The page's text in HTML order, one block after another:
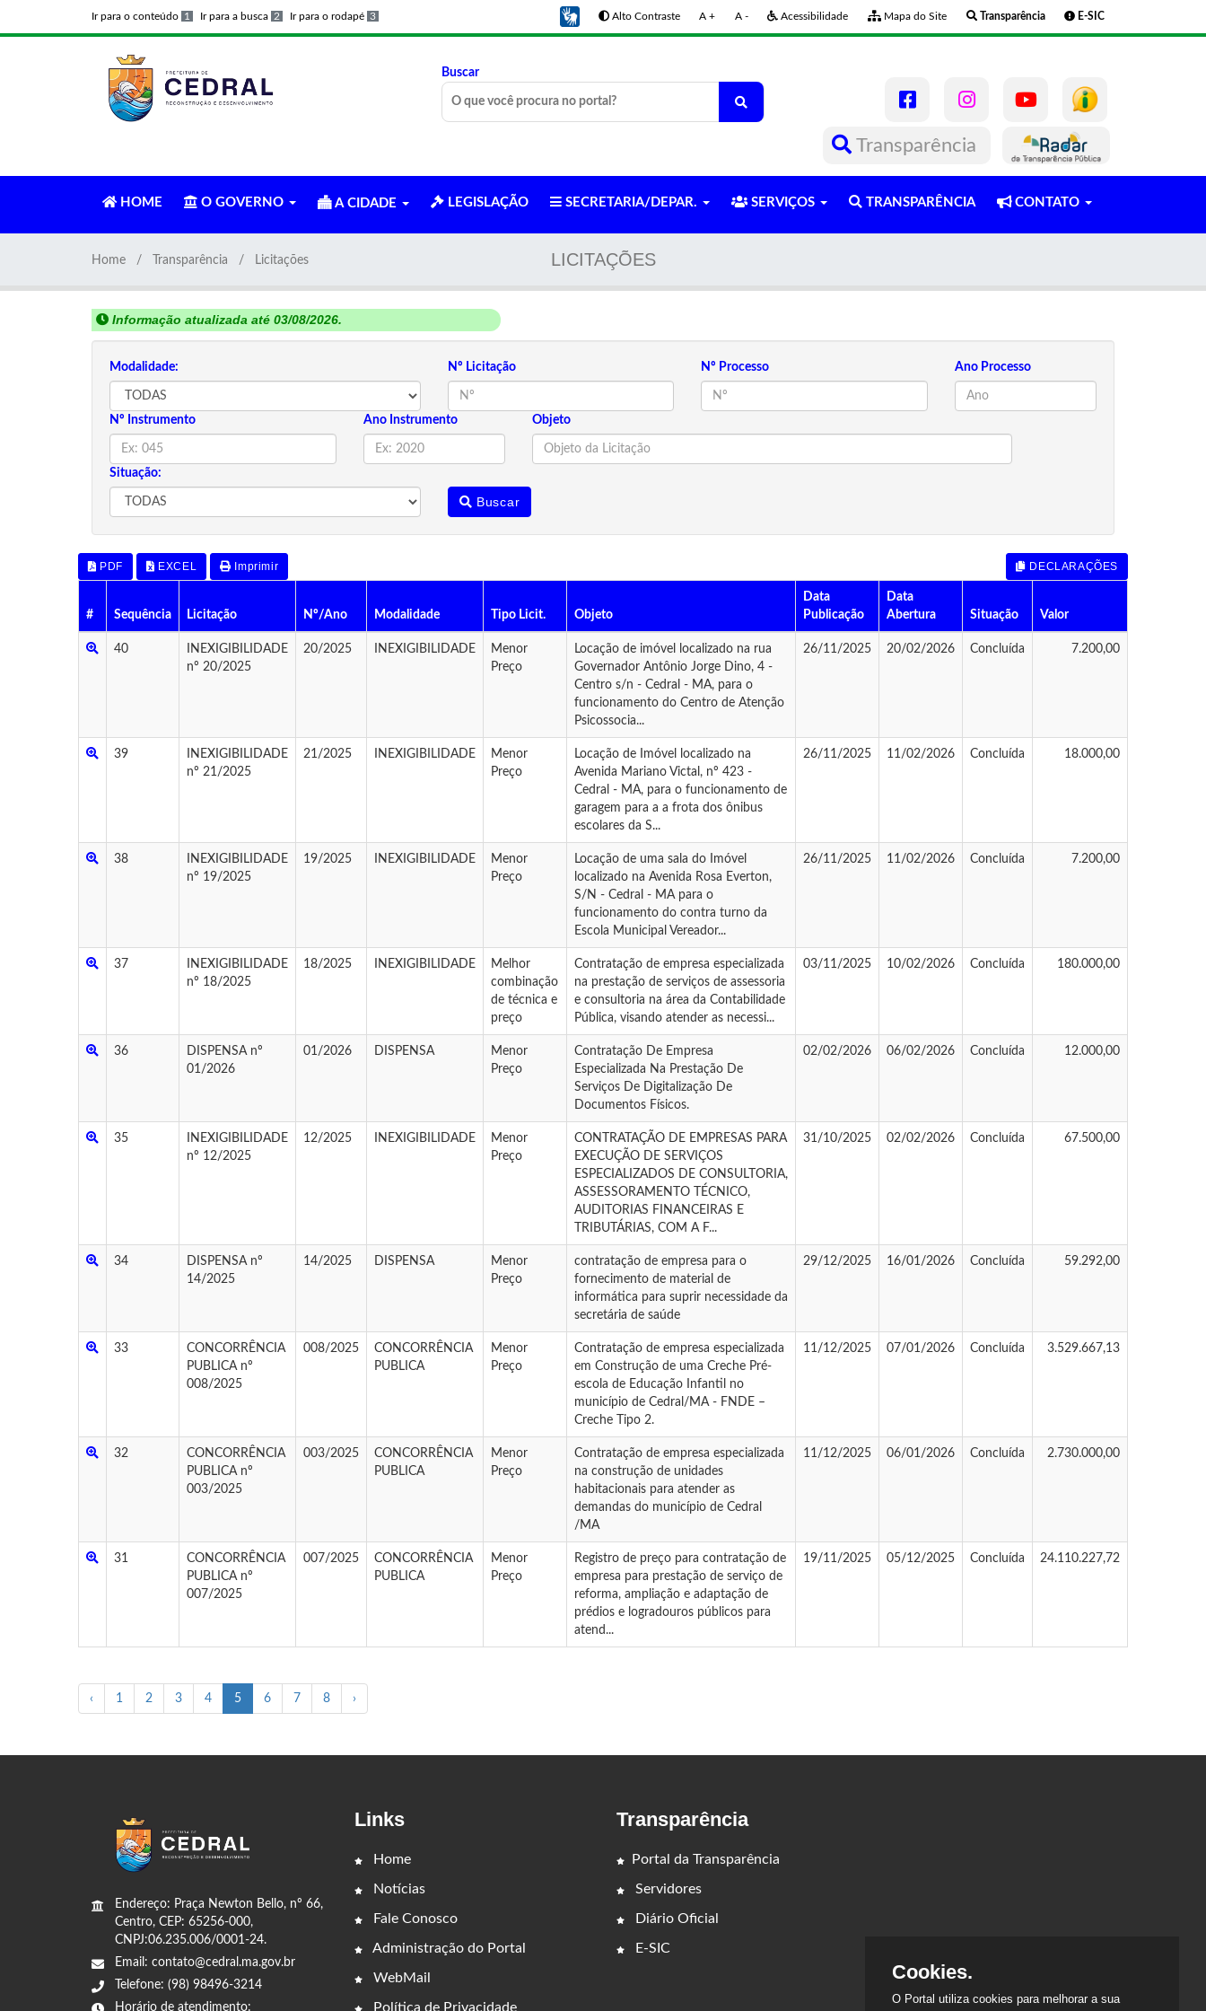
Ir para o conteúdo 1 Ir para a busca 2 Ir para o rodapé 3 Alto Contraste A + A - Acessibilidade Mapa do Site Transparência E-SIC
Buscar
Transparência
HOME O GOVERNO A CIDADE LEGISLAÇÃO SECRETARIA/DEPAR. SERVIÇOS TRANSPARÊNCIA CONTATO
LICITAÇÕES
Home Transparência Licitações
Informação atualizada até 03/08/2026.
Modalidade: Nº Licitação Nº Processo Ano Processo
Nº Instrumento Ano Instrumento Objeto
Situação:
Buscar
PDF EXCEL Imprimir DECLARAÇÕES
# Sequência Licitação Nº/Ano Modalidade Tipo Licit. Objeto
Data
Publicação
Data
Abertura
Situação Valor
40
INEXIGIBILIDADE
nº 20/2025
20/2025 INEXIGIBILIDADE
Menor
Preço
Locação de imóvel localizado na rua
Governador Antônio Jorge Dino, 4 -
Centro s/n - Cedral - MA, para o
funcionamento do Centro de Atenção
Psicossocia...
26/11/2025 20/02/2026 Concluída 7.200,00
39
INEXIGIBILIDADE
nº 21/2025
21/2025 INEXIGIBILIDADE
Menor
Preço
Locação de Imóvel localizado na
Avenida Mariano Victal, nº 423 -
Cedral - MA, para o funcionamento de
garagem para a a frota dos ônibus
escolares da S...
26/11/2025 11/02/2026 Concluída 18.000,00
38
INEXIGIBILIDADE
nº 19/2025
19/2025 INEXIGIBILIDADE
Menor
Preço
Locação de uma sala do Imóvel
localizado na Avenida Rosa Everton,
S/N - Cedral - MA para o
funcionamento do contra turno da
Escola Municipal Vereador...
26/11/2025 11/02/2026 Concluída 7.200,00
37
INEXIGIBILIDADE
nº 18/2025
18/2025 INEXIGIBILIDADE
Melhor
combinação
de técnica e
preço
Contratação de empresa especializada
na prestação de serviços de assessoria
e consultoria na área da Contabilidade
Pública, visando atender as necessi...
03/11/2025 10/02/2026 Concluída 180.000,00
36
DISPENSA nº
01/2026
01/2026 DISPENSA
Menor
Preço
Contratação De Empresa
Especializada Na Prestação De
Serviços De Digitalização De
Documentos Físicos.
02/02/2026 06/02/2026 Concluída 12.000,00
35
INEXIGIBILIDADE
nº 12/2025
12/2025 INEXIGIBILIDADE
Menor
Preço
CONTRATAÇÃO DE EMPRESAS PARA
EXECUÇÃO DE SERVIÇOS
ESPECIALIZADOS DE CONSULTORIA,
ASSESSORAMENTO TÉCNICO,
AUDITORIAS FINANCEIRAS E
TRIBUTÁRIAS, COM A F...
31/10/2025 02/02/2026 Concluída 67.500,00
34
DISPENSA nº
14/2025
14/2025 DISPENSA
Menor
Preço
contratação de empresa para o
fornecimento de material de
informática para suprir necessidade da
secretária de saúde
29/12/2025 16/01/2026 Concluída 59.292,00
33
CONCORRÊNCIA
PUBLICA nº
008/2025
008/2025
CONCORRÊNCIA
PUBLICA
Menor
Preço
Contratação de empresa especializada
em Construção de uma Creche Pré-
escola de Educação Infantil no
município de Cedral/MA - FNDE –
Creche Tipo 2.
11/12/2025 07/01/2026 Concluída 3.529.667,13
32
CONCORRÊNCIA
PUBLICA nº
003/2025
003/2025
CONCORRÊNCIA
PUBLICA
Menor
Preço
Contratação de empresa especializada
na construção de unidades
habitacionais para atender as
demandas do município de Cedral
/MA
11/12/2025 06/01/2026 Concluída 2.730.000,00
31
CONCORRÊNCIA
PUBLICA nº
007/2025
007/2025
CONCORRÊNCIA
PUBLICA
Menor
Preço
Registro de preço para contratação de
empresa para prestação de serviço de
reforma, ampliação e adaptação de
prédios e logradouros públicos para
atend...
19/11/2025 05/12/2025 Concluída 24.110.227,72
‹ 1 2 3 4 5 6 7 8 ›
Endereço: Praça Newton Bello, nº 66,
Centro, CEP: 65256-000,
CNPJ:06.235.006/0001-24.
Email: contato@cedral.ma.gov.br
Telefone: (98) 98496-3214
Horário de atendimento:
Links
Home
Notícias
Fale Conosco
Administração do Portal
WebMail
Política de Privacidade
Transparência
Portal da Transparência
Servidores
Diário Oficial
E-SIC
Cookies.
O Portal utiliza cookies para melhorar a sua